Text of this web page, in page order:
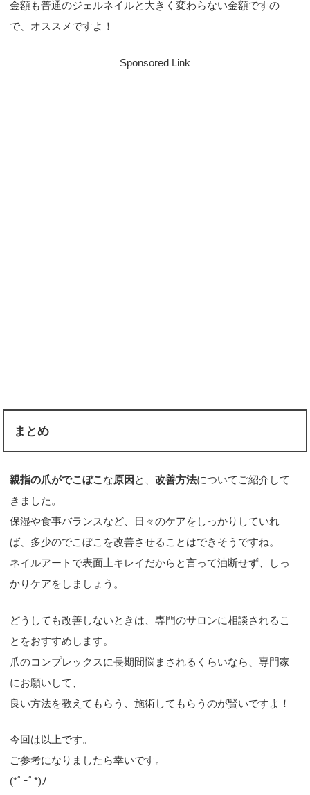
金額も普通のジェルネイルと大きく変わらない金額ですの
で、オススメですよ！
Sponsored Link
まとめ
親指の爪がでこぼこ な原因 と、改善方法についてご紹介して
きました。
保湿や食事バランスなど、日々のケアをしっかりしていれ
ば、多少のでこぼこを改善させることはできそうですね。
ネイルアートで表面上キレイだからと言って油断せず、しっ
かりケアをしましょう。
どうしても改善しないときは、専門のサロンに相談されるこ
とをおすすめします。
爪のコンプレックスに長期間悩まされるくらいなら、専門家
にお願いして、
良い方法を教えてもらう、施術してもらうのが賢いですよ！
今回は以上です。
ご参考になりましたら幸いです。
(*ﾟｰﾟ*)ﾉ